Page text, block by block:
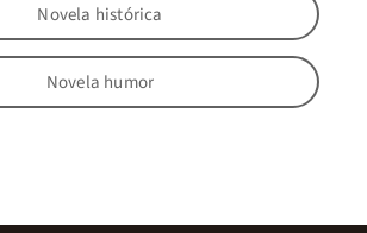
Novela histórica
Novela humor